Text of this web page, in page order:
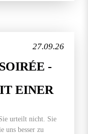
27.09.26
-
EINER
urteilt nicht. Sie
uns besser zu